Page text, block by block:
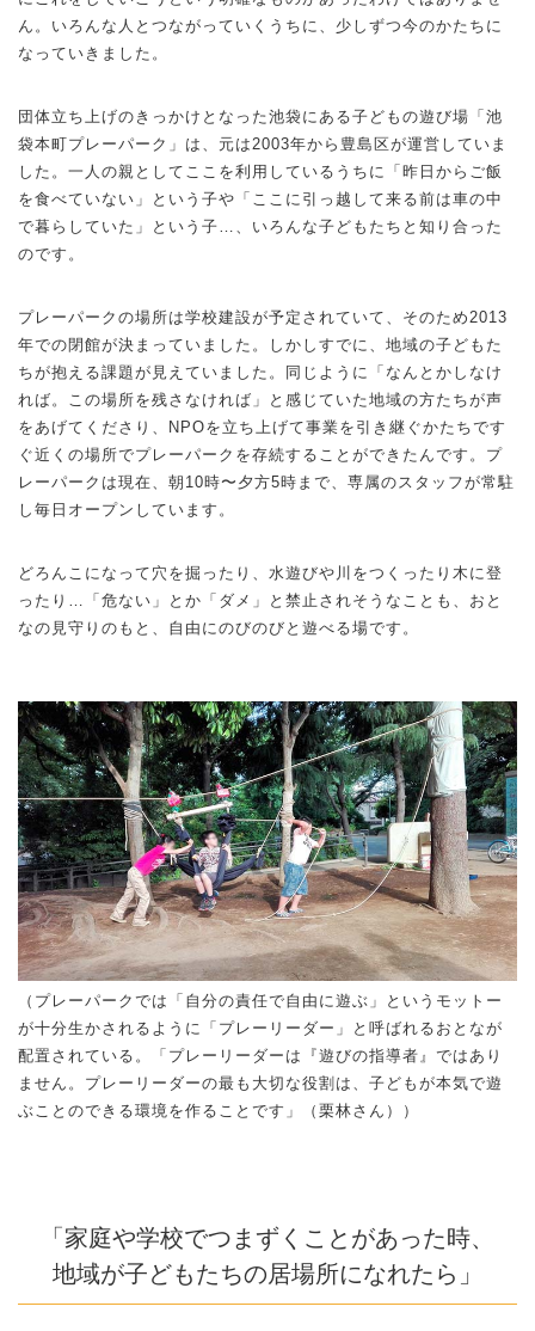
ん。いろんな人とつながっていくうちに、少しずつ今のかたちに
なっていきました。
団体立ち上げのきっかけとなった池袋にある子どもの遊び場「池
袋本町プレーパーク」は、元は2003年から豊島区が運営していま
した。一人の親としてここを利用しているうちに「昨日からご飯
を食べていない」という子や「ここに引っ越して来る前は車の中
で暮らしていた」という子…、いろんな子どもたちと知り合った
のです。
プレーパークの場所は学校建設が予定されていて、そのため2013
年での閉館が決まっていました。しかしすでに、地域の子どもた
ちが抱える課題が見えていました。同じように「なんとかしなけ
れば。この場所を残さなければ」と感じていた地域の方たちが声
をあげてくださり、NPOを立ち上げて事業を引き継ぐかたちです
ぐ近くの場所でプレーパークを存続することができたんです。プ
レーパークは現在、朝10時〜夕方5時まで、専属のスタッフが常駐
し毎日オープンしています。
どろんこになって穴を掘ったり、水遊びや川をつくったり木に登
ったり…「危ない」とか「ダメ」と禁止されそうなことも、おと
なの見守りのもと、自由にのびのびと遊べる場です。
（プレーパークでは「自分の責任で自由に遊ぶ」というモットー
が十分生かされるように「プレーリーダー」と呼ばれるおとなが
配置されている。「プレーリーダーは『遊びの指導者』ではあり
ません。プレーリーダーの最も大切な役割は、子どもが本気で遊
ぶことのできる環境を作ることです」（栗林さん））
「家庭や学校でつまずくことがあった時、
地域が子どもたちの居場所になれたら」